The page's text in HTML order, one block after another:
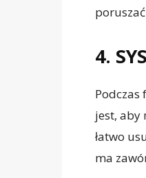
4.
Podczas
jest, aby
łatwo
ma